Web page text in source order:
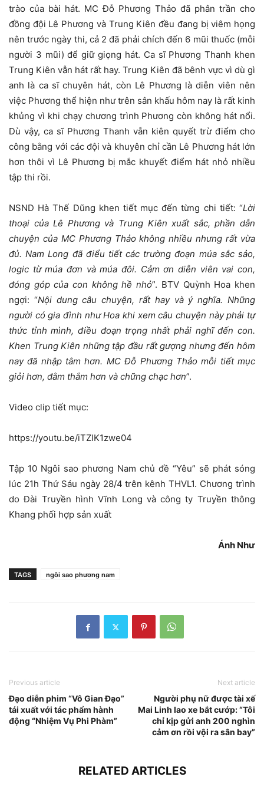
trào của bài hát. MC Đỗ Phương Thảo đã phân trần cho
đồng đội Lê Phương và Trung Kiên đều đang bị viêm họng
nên trước ngày thi, cả 2 đã phải chích đến 6 mũi thuốc (mỗi
người 3 mũi) để giữ giọng hát. Ca sĩ Phương Thanh khen
Trung Kiên vẫn hát rất hay. Trung Kiên đã bênh vực vì dù gì
anh là ca sĩ chuyên hát, còn Lê Phương là diễn viên nên
việc Phương thể hiện như trên sân khấu hôm nay là rất kinh
khủng vì khi chạy chương trình Phương còn không hát nổi.
Dù vậy, ca sĩ Phương Thanh vẫn kiên quyết trừ điểm cho
công bằng với các đội và khuyên chỉ cần Lê Phương hát lớn
hơn thôi vì Lê Phương bị mắc khuyết điểm hát nhỏ nhiều
tập thi rồi.
NSND Hà Thế Dũng khen tiết mục đến từng chi tiết: “Lời
thoại của Lê Phương và Trung Kiên xuất sắc, phần dẫn
chuyện của MC Phương Thảo không nhiều nhưng rất vừa
đủ. Nam Long đã điểu tiết các trường đoạn múa sắc sảo,
logic từ múa đơn và múa đôi. Cảm ơn diễn viên vai con,
đóng góp của con không hề nhỏ”. BTV Quỳnh Hoa khen
ngợi: “Nội dung câu chuyện, rất hay và ý nghĩa. Những
người có gia đình như Hoa khi xem câu chuyện này phải tự
thức tỉnh mình, điều đoạn trọng nhất phải nghĩ đến con.
Khen Trung Kiên những tập đầu rất gượng nhưng đến hôm
nay đã nhập tâm hơn. MC Đỗ Phương Thảo mỗi tiết mục
giỏi hơn, đằm thắm hơn và chững chạc hơn”.
Video clip tiết mục:
https://youtu.be/iTZlK1zwe04
Tập 10 Ngôi sao phương Nam chủ đề “Yêu” sẽ phát sóng
lúc 21h Thứ Sáu ngày 28/4 trên kênh THVL1. Chương trình
do Đài Truyền hình Vĩnh Long và công ty Truyền thông
Khang phối hợp sản xuất
Ánh Như
TAGS ngôi sao phương nam
Previous article
Đạo diễn phim “Vô Gian Đạo”
tái xuất với tác phẩm hành
động “Nhiệm Vụ Phi Phàm”
Next article
Người phụ nữ được tài xế
Mai Linh lao xe bắt cướp: “Tôi
chỉ kịp gửi anh 200 nghìn
cảm ơn rồi vội ra sân bay”
RELATED ARTICLES